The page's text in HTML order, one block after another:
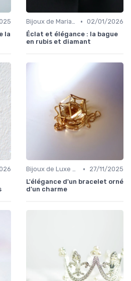
la
Bijoux de Mariage et de Fiançailles • 02/01/2026
Éclat et élégance : la bague
en rubis et diamant
Bijoux de Luxe pour Femmes •
27/11/2025
L'élégance d'un bracelet orné
d'un charme